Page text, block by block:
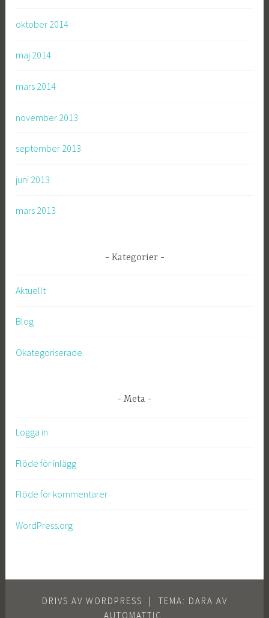
oktober 2014
maj 2014
mars 2014
november 2013
september 2013
juni 2013
mars 2013
Kategorier
Aktuellt
Blog
Okategoriserade
Meta
Logga in
Flöde för inlägg
Flöde för kommentarer
WordPress.org
DRIVS AV WORDPRESS |
TEMA: DARA AV
AUTOMATTIC